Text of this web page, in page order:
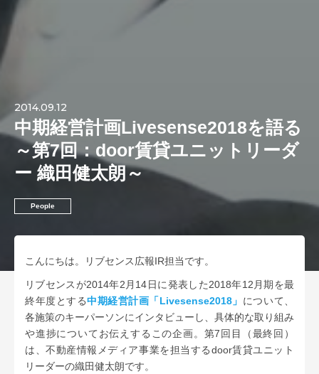
2014.09.12
中期経営計画Livesense2018を語る
～第7回：door賃貸ユニットリーダ
ー 織田健太朗～
People
こんにちは。リブセンス広報IR担当です。
リブセンスが2014年2月14日に発表した2018年12月期を最
終年度とする中期経営計画「Livesense2018」 について、
各施策のキーパーソンにインタビューし、具体的な取り組み
や進捗についてお伝えするこの企画。第7回目（最終回）
は、不動産情報メディア事業を担当するdoor賃貸ユニット
リーダーの織田健太朗です。